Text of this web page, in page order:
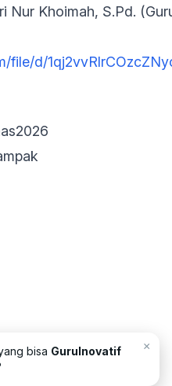
Nur Khoimah, S.Pd.
file/d/
×
bisa GuruInovatif